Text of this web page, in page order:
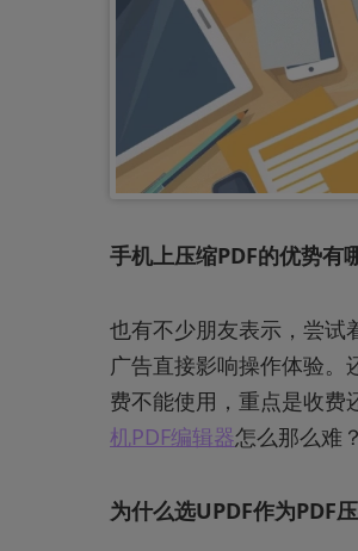
手机上压缩PDF的优势有
也有不少朋友表示，尝试
广告直接影响操作体验。
费不能使用，重点是收费
机PDF编辑器怎么那么难
为什么选UPDF作为PDF